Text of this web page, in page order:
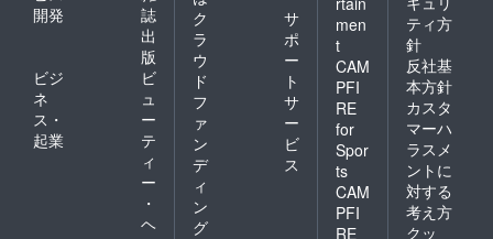
開発
誌
出
版
ビジ
ネ
ス・
起業
ビ
ュ
ー
テ
ィ
ー
・
ヘ
ク
ラ
ウ
ド
フ
ァ
ン
デ
ィ
ン
グ
サ
ポ
ー
ト
サ
ー
ビ
ス
men
t
CAM
PFI
RE
for
Spor
ts
CAM
PFI
RE
ティ方
針
反社基
本方針
カスタ
マーハ
ラスメ
ントに
対する
考え方
クッ